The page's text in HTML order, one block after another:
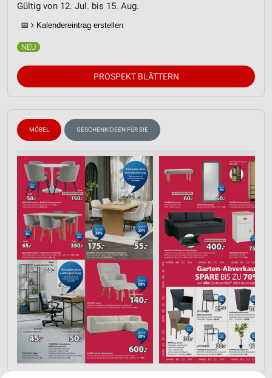
Gültig von 12. Jul. bis 15. Aug.
📅 Kalendereintrag erstellen
PROSPEKT BLÄTTERN
MÖBEL GESCHENKIDEEN FÜR SIE